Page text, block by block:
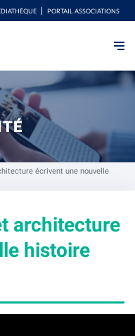
PORTAIL ASSOCIATIONS
écrivent une nouvelle
architecture
histoire